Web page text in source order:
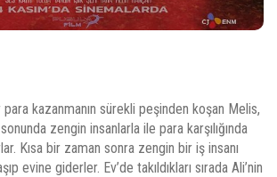
kazanmanın sürekli peşinden koşan Melis,
zengin insanlarla ile para karşılığında
Kısa bir zaman sonra zengin bir iş insanı
evine giderler. Ev’de takıldıkları sırada Ali’nin